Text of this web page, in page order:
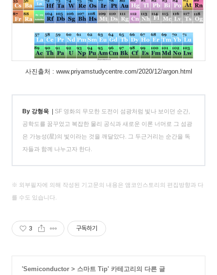
사진출처 : www.priyamstudycentre.com/2020/12/argon.html
By 강형욱 | SF 영화의 무모한 도전이 섬광처럼 빛나 보이던 순간,
공학도를 꿈꾸었고 복잡한 물리 공식과 새로운 이론 너머로 그 섬광
은 가능성(星)의 빛이라는 것을 깨달았다. 그 두근거리는 순간을 독
자들과 함께 나누고자 한다.
※ 외부필자에 의해 작성된 기고문의 내용은 앰코인스토리의 편집방향과 다
를 수도 있습니다.
3 구독하기
'Semiconductor > 스마트 Tip' 카테고리의 다른 글